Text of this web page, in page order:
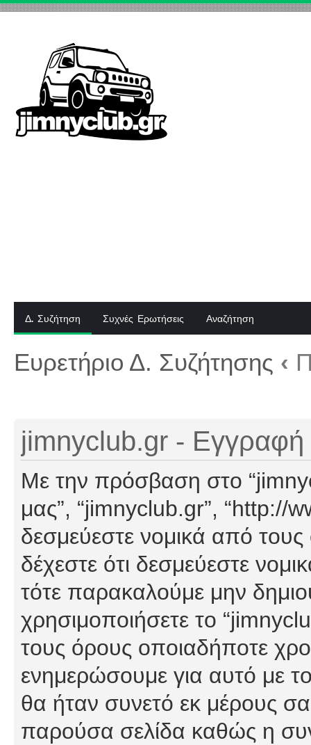
Δ. Συζήτηση Συχνές Ερωτήσεις Αναζήτηση
Ευρετήριο Δ. Συζήτησης ‹
jimnyclub.gr - Εγγραφή
Με την πρόσβαση στο
μας”, “jimnyclub.gr”, “http://
δεσμεύεστε νομικά από
δέχεστε ότι δεσμεύεστε
τότε παρακαλούμε μην
χρησιμοποιήσετε το
τους όρους οποιαδήποτε
ενημερώσουμε για αυτό με
θα ήταν συνετό εκ μέρους
παρούσα σελίδα καθώς η